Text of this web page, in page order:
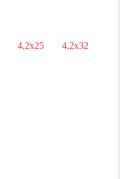
4,2х25 4,2х32